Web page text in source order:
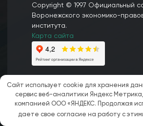
Copyright © 1997 Официальный
Воронежского экономико-
института.
Карта сайта
Сайт использует cookie для хранения
сервис веб-аналитики Яндекс
компанией ООО «ЯНДЕКС. Продолжая
даете свое согласие на работу с